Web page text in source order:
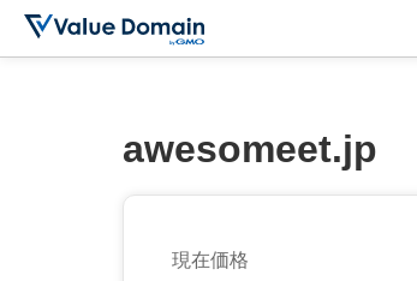
awesomeet.jp
現在価格